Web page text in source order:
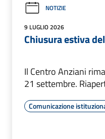
NOTIZIE
9 LUGLIO 2026
Chiusura estiva
Il Centro Anziani
21 settembre.
Comunicazione